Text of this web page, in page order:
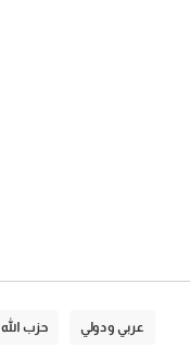
عربي و دولي حزب الله